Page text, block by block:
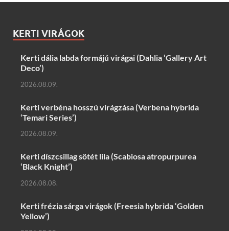
KERTI VIRÁGOK
Kerti dália labda formájú virágai (Dahlia ‘Gallery Art
Deco’)
2026.08.09.
Kerti verbéna hosszú virágzása (Verbena hybrida
‘Temari Series’)
2026.08.09.
Kerti díszcsillag sötét lila (Scabiosa atropurpurea
‘Black Knight’)
2026.08.08.
Kerti frézia sárga virágok (Freesia hybrida ‘Golden
Yellow’)